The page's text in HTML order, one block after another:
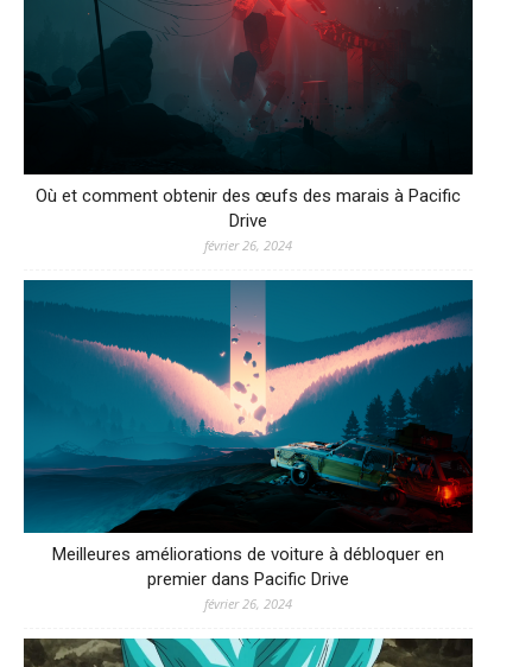
Où et comment obtenir des œufs des marais à Pacific
Drive
février 26, 2024
Meilleures améliorations de voiture à débloquer en
premier dans Pacific Drive
février 26, 2024